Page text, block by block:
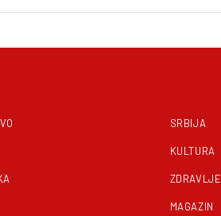
SRBIJA
KULTURA
ZDRAVLJE
MAGAZIN